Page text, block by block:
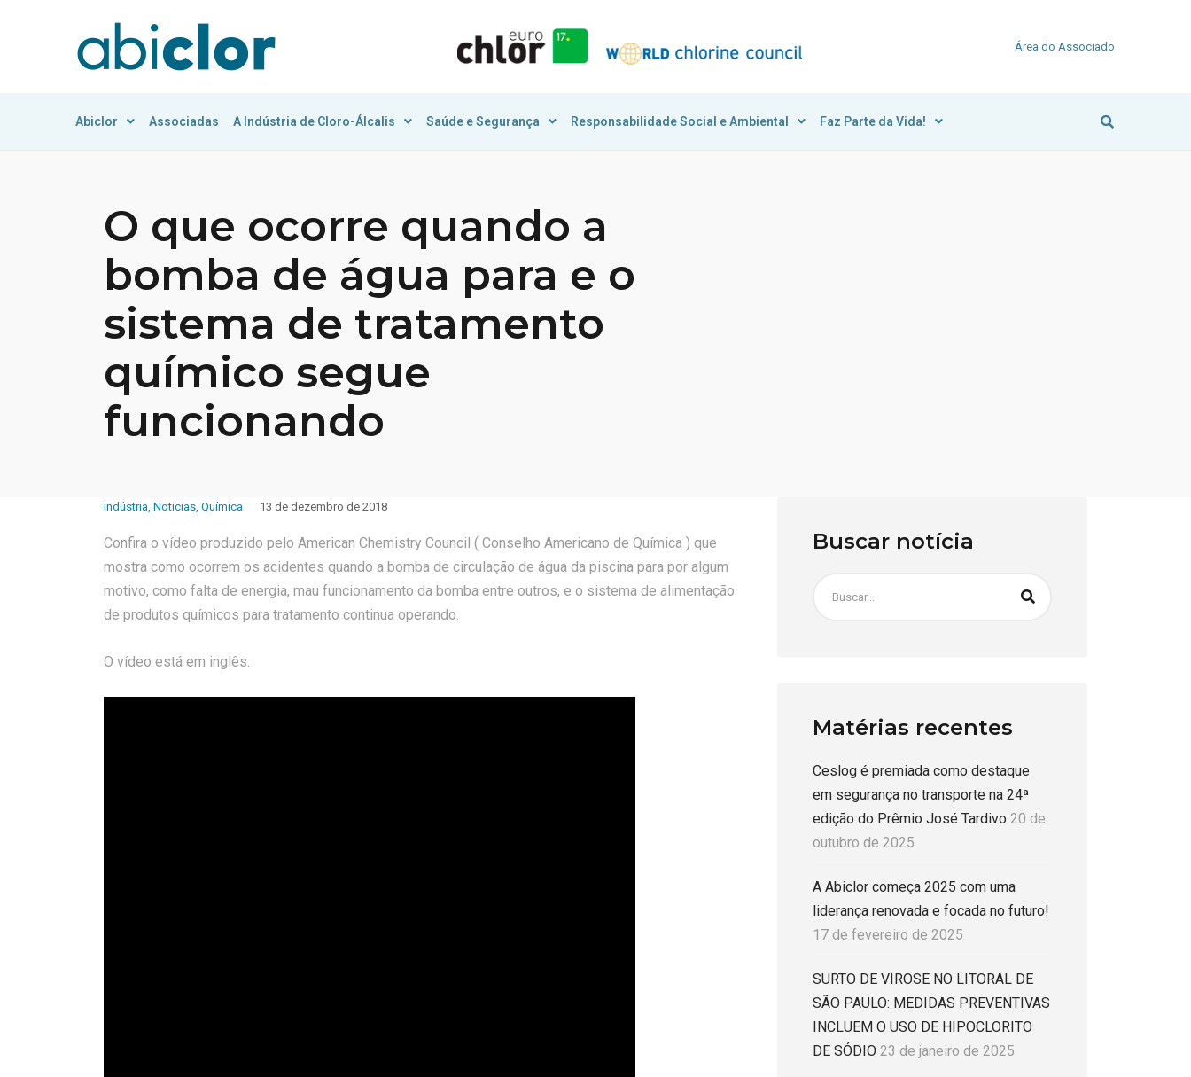
Área do Associado
Abiclor Associadas A Indústria de Cloro-Álcalis Saúde e Segurança Responsabilidade Social e Ambiental Faz Parte da Vida!
O que ocorre quando a
bomba de água para e o
sistema de tratamento
químico segue
funcionando
indústria, Noticias, Química 13 de dezembro de 2018
Confira o vídeo produzido pelo American Chemistry Council ( Conselho Americano de Química ) que
mostra como ocorrem os acidentes quando a bomba de circulação de água da piscina para por algum
motivo, como falta de energia, mau funcionamento da bomba entre outros, e o sistema de alimentação
de produtos químicos para tratamento continua operando.
O vídeo está em inglês.
Buscar notícia
Matérias recentes
Ceslog é premiada como destaque
em segurança no transporte na 24ª
edição do Prêmio José Tardivo 20 de
outubro de 2025
A Abiclor começa 2025 com uma
liderança renovada e focada no futuro!
17 de fevereiro de 2025
SURTO DE VIROSE NO LITORAL DE
SÃO PAULO: MEDIDAS PREVENTIVAS
INCLUEM O USO DE HIPOCLORITO
DE SÓDIO 23 de janeiro de 2025